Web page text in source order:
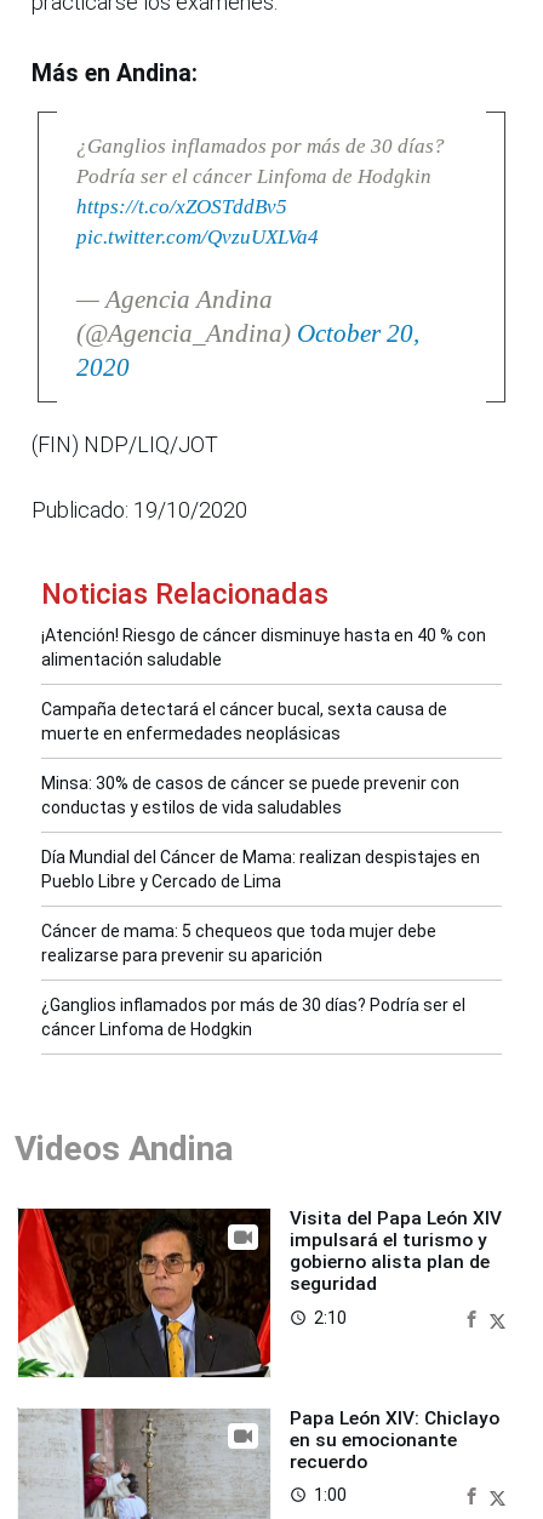
Más en Andina:
¿Ganglios inflamados por más de 30 días?
Podría ser el cáncer Linfoma de Hodgkin
https://t.co/xZOSTddBv5
pic.twitter.com/QvzuUXLVa4
— Agencia Andina
(@Agencia_Andina) October 20,
2020
(FIN) NDP/LIQ/JOT
Publicado: 19/10/2020
Noticias Relacionadas
¡Atención! Riesgo de cáncer disminuye hasta en 40 % con
alimentación saludable
Campaña detectará el cáncer bucal, sexta causa de
muerte en enfermedades neoplásicas
Minsa: 30% de casos de cáncer se puede prevenir con
conductas y estilos de vida saludables
Día Mundial del Cáncer de Mama: realizan despistajes en
Pueblo Libre y Cercado de Lima
Cáncer de mama: 5 chequeos que toda mujer debe
realizarse para prevenir su aparición
¿Ganglios inflamados por más de 30 días? Podría ser el
cáncer Linfoma de Hodgkin
Videos Andina
Visita del Papa León XIV
impulsará el turismo y
gobierno alista plan de
seguridad
access_time 2:10
Papa León XIV: Chiclayo
en su emocionante
recuerdo
access_time 1:00